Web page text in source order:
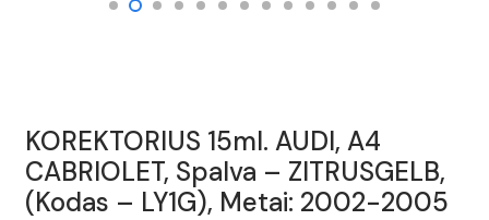
KOREKTORIUS 15ml. AUDI, A4
CABRIOLET, Spalva – ZITRUSGELB,
(Kodas – LY1G), Metai: 2002-2005